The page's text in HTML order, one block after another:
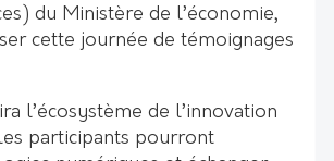
du Ministère de l’économie,
cette journée de témoignages
l’écosystème de l’innovation
participants pourront